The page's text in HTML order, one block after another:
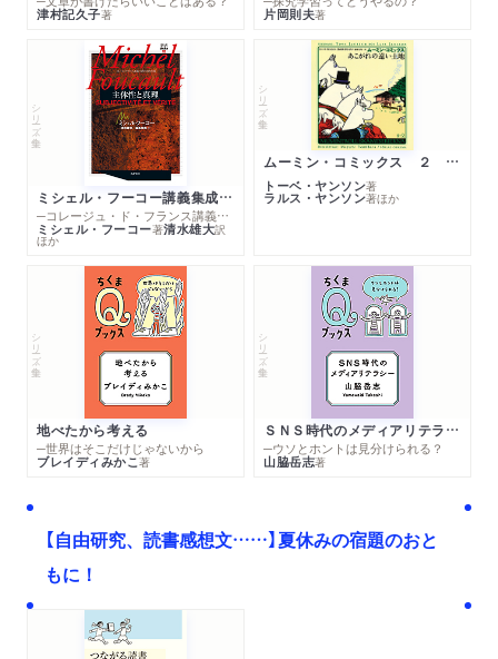
津村記久子著 片岡則夫著
シリーズ・全集
ミシェル・フーコー講義集成１０ 主体性と真理
─コレージュ・ド・フランス講義１９８０－１９８１年度
ミシェル・フーコー著清水雄大訳
ほか
シリーズ・全集
ムーミン・コミックス ２ あこがれの遠い土地
トーベ・ヤンソン著
ラルス・ヤンソン著ほか
シリーズ・全集
地べたから考える
─世界はそこだけじゃないから
ブレイディみかこ著
シリーズ・全集
ＳＮＳ時代のメディアリテラシー
─ウソとホントは見分けられる？
山脇岳志著
【自由研究、読書感想文……】夏休みの宿題のおと
もに！